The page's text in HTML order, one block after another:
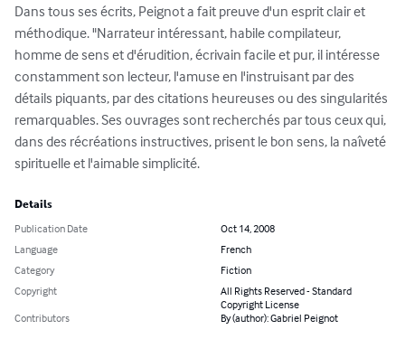
Dans tous ses écrits, Peignot a fait preuve d'un esprit clair et
méthodique. "Narrateur intéressant, habile compilateur,
homme de sens et d'érudition, écrivain facile et pur, il intéresse
constamment son lecteur, l'amuse en l'instruisant par des
détails piquants, par des citations heureuses ou des singularités
remarquables. Ses ouvrages sont recherchés par tous ceux qui,
dans des récréations instructives, prisent le bon sens, la naîveté
spirituelle et l'aimable simplicité.
Details
Publication Date
Oct 14, 2008
Language
French
Category
Fiction
Copyright
All Rights Reserved - Standard
Copyright License
Contributors
By (author): Gabriel Peignot